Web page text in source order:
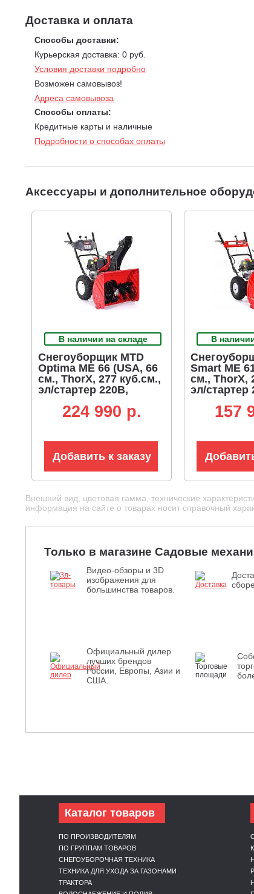
Доставка и оплата
Способы доставки:
Курьерская доставка: 0 руб.
Условия доставки подробно
Возможен самовывоз!
Адреса самовывоза
Способы оплаты:
Кредитные карты и наличные
Подробности о способах оплаты
Аксессуары и дополнительное
В наличии на складе
Снегоуборщик MTD
Optima ME 66 (USA, 66
см., ThorX, 277 куб.см.,
эл/стартер 220В,
фара, 100 кг.)
224 990 p.
Добавить к заказу
В
Smart ME
см., ThorX,
эл/
157
Внешний вид, цветовая гамма, технические
информация на сайте о товарах носит справочный
Только в магазине Садовые
Видео-обзоры и 3D
изображения для
большинства товаров.
Официальный дилер
лучших брендов
России, Европы, Азии и
США.
Каталог товаров
ПО ПРОИЗВОДИТЕЛЯМ
ПО ГРУППАМ ТОВАРОВ
СНЕГОУБОРОЧНАЯ ТЕХНИКА
ТЕХНИКА ДЛЯ УХОДА ЗА ГАЗОНАМИ
ТРАКТОРА